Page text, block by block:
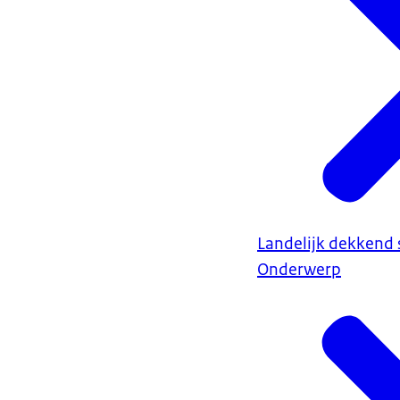
Landelijk dekkend
Onderwerp